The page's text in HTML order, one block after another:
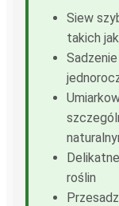
Siew
takich
roślin